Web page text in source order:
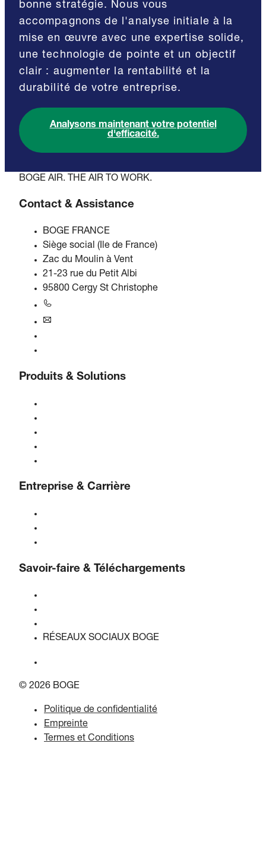
bonne stratégie. Nous vous
accompagnons de l'analyse initiale à la
mise en œuvre avec une expertise solide,
une technologie de pointe et un objectif
clair : augmenter la rentabilité et la
durabilité de votre entreprise.
Analysons maintenant votre potentiel
d'efficacité.
BOGE AIR. THE AIR TO WORK.
Contact & Assistance
BOGE FRANCE
Siège social (Ile de France)
Zac du Moulin à Vent
21-23 rue du Petit Albi
95800 Cergy St Christophe
Produits & Solutions
Entreprise & Carrière
Savoir-faire & Téléchargements
RÉSEAUX SOCIAUX BOGE
© 2026 BOGE
Politique de confidentialité
Empreinte
Termes et Conditions